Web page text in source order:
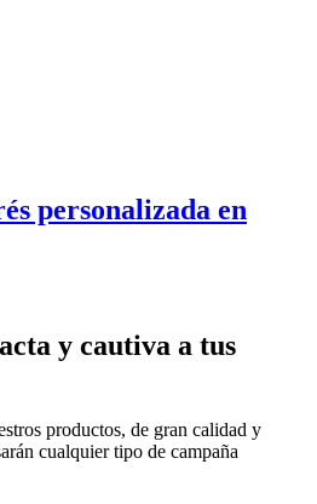
personalizada en
y cautiva a tus
productos, de gran calidad y
cualquier tipo de campaña